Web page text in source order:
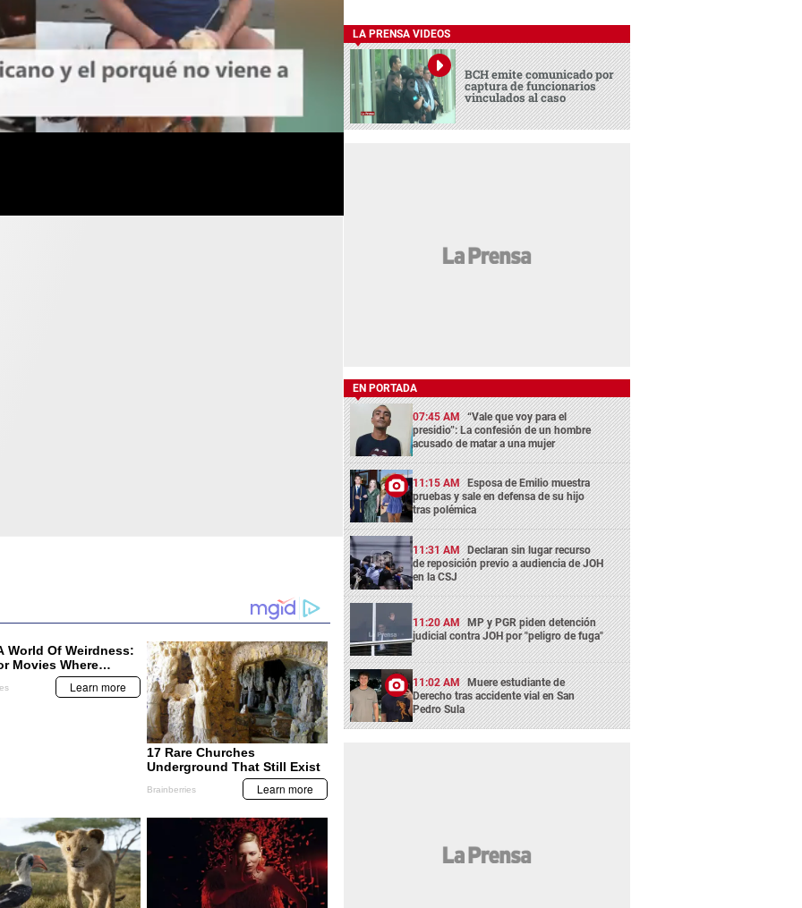
LA PRENSA VIDEOS
BCH emite comunicado por
captura de funcionarios
vinculados al caso
EN PORTADA
07:45 AM “Vale que voy para el
presidio”: La confesión de un hombre
acusado de matar a una mujer
11:15 AM Esposa de Emilio muestra
pruebas y sale en defensa de su hijo
tras polémica
11:31 AM Declaran sin lugar recurso
de reposición previo a audiencia de JOH
en la CSJ
11:20 AM MP y PGR piden detención
judicial contra JOH por "peligro de fuga"
11:02 AM Muere estudiante de
Derecho tras accidente vial en San
Pedro Sula